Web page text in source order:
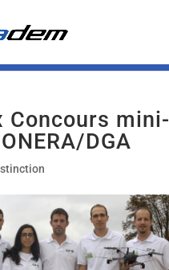
Concours mini-
DGA